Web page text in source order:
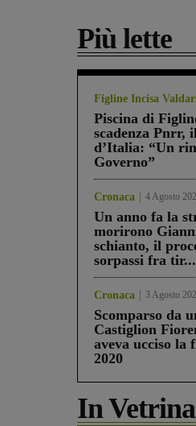
Più lette
Figline Incisa
Piscina di
scadenza Pnrr,
d’Italia: “Un
Governo”
Cronaca 4 Agosto
Un anno fa la
morirono
schianto, il
sorpassi fra
Cronaca 3 Agosto
Scomparso da
Castiglion
aveva ucciso la
2020
In Vetrina